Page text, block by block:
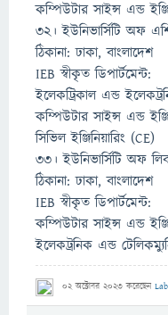
কম্পিউটার সাইন্স এন্ড
৩২। ইউনিভার্সিটি অফ
ঠিকানা: ঢাকা, বাংলাদেশ
IEB স্বীকৃত ডিপার্টমেন্ট:
ইলেকট্রিকাল এন্ড
কম্পিউটার সাইন্স এন্ড
সিভিল ইঞ্জিনিয়ারিং (CE)
৩৩। ইউনিভার্সিটি অফ
ঠিকানা: ঢাকা, বাংলাদেশ
IEB স্বীকৃত ডিপার্টমেন্ট:
কম্পিউটার সাইন্স এন্ড
ইলেকট্রনিক এন্ড
02 অক্টোবর 2023 করেছেন